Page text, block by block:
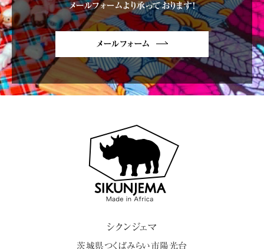
メールフォームより承っております!
メールフォーム
シクンジェマ
茨城県 つくばみらい市 陽光台